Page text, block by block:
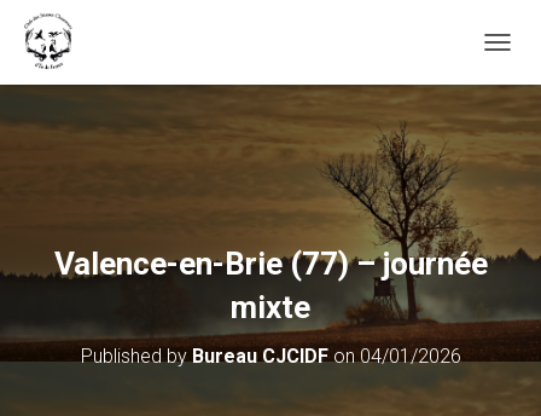
Valence-en-Brie (77) – journée
mixte
Published byBureau CJCIDFon04/01/2026